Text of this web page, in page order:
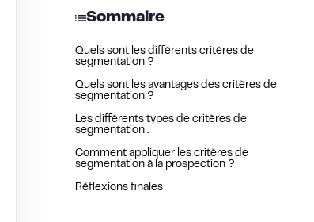
Sommaire
Quels sont les différents critères de
segmentation ?
Quels sont les avantages des critères de
segmentation ?
Les différents types de critères de
segmentation :
Comment appliquer les critères de
segmentation à la prospection ?
Réflexions finales